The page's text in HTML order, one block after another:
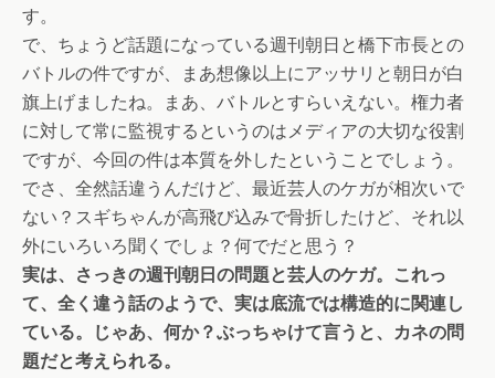
す。
で、ちょうど話題になっている週刊朝日と橋下市長との
バトルの件ですが、まあ想像以上にアッサリと朝日が白
旗上げましたね。まあ、バトルとすらいえない。権力者
に対して常に監視するというのはメディアの大切な役割
ですが、今回の件は本質を外したということでしょう。
でさ、全然話違うんだけど、最近芸人のケガが相次いで
ない？スギちゃんが高飛び込みで骨折したけど、それ以
外にいろいろ聞くでしょ？何でだと思う？
実は、さっきの週刊朝日の問題と芸人のケガ。これっ
て、全く違う話のようで、実は底流では構造的に関連し
ている。じゃあ、何か？ぶっちゃけて言うと、カネの問
題だと考えられる。